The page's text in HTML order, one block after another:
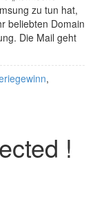
zu tun hat,
beliebten Domain
Die Mail geht
,
!